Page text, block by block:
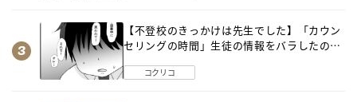
【不登校のきっかけは先生でした】「カウン
セリングの時間」生徒の情報をバラしたの
コクリコ